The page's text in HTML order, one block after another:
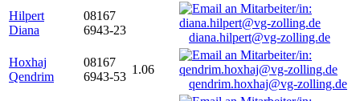
Hilpert
Diana
08167
6943-23
diana.hilpert@vg-zolling.de
Hoxhaj
Qendrim
08167
6943-53
1.06
qendrim.hoxhaj@vg-zolling.de